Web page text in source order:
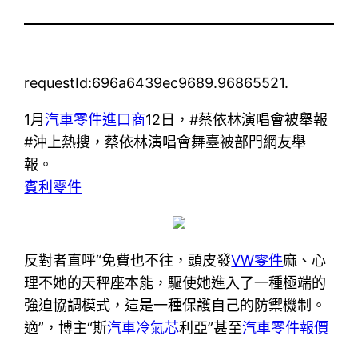
requestId:696a6439ec9689.96865521.
1月汽車零件進口商12日，#蔡依林演唱會被舉報
#沖上熱搜，蔡依林演唱會舞臺被部門網友舉
報。
賓利零件
反對者直呼“免費也不往，頭皮發VW零件麻、心
理不她的天秤座本能，驅使她進入了一種極端的
強迫協調模式，這是一種保護自己的防禦機制。
適”，博主“斯汽車冷氣芯利亞”甚至汽車零件報價